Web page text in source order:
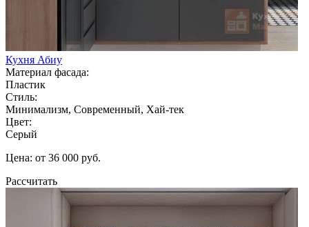
Кухня Абиу
Материал фасада:
Пластик
Стиль:
Минимализм, Современный, Хай-тек
Цвет:
Серый
Цена: от 36 000 руб.
Рассчитать